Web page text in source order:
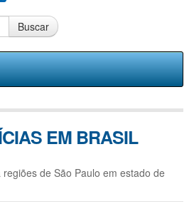
Buscar
EM BRASIL
de São Paulo em estado de